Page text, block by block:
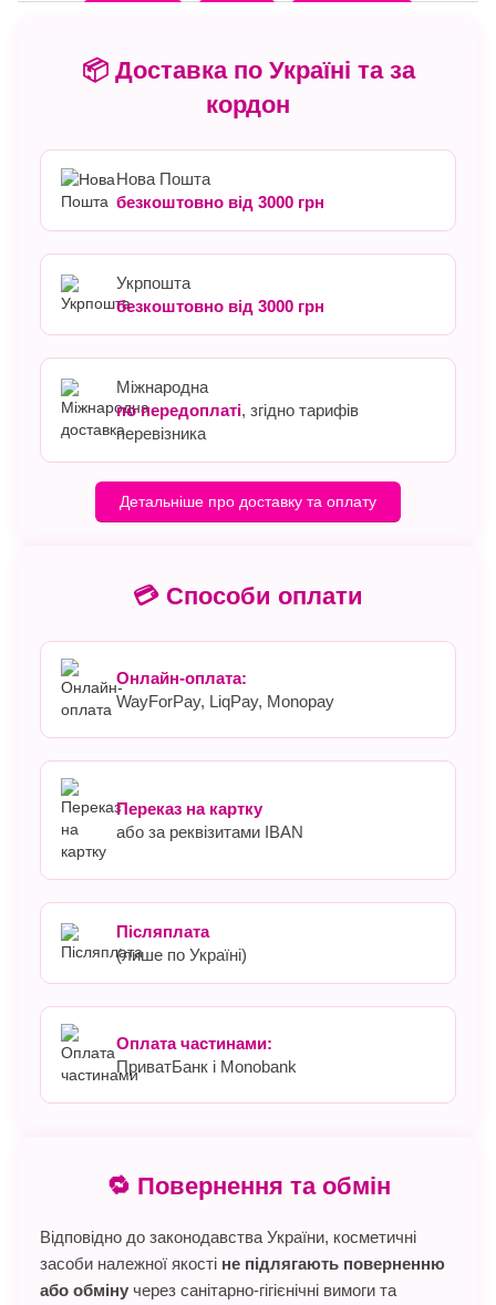
📦 Доставка по Україні та за
кордон
Нова Пошта
безкоштовно від 3000 грн
Укрпошта
безкоштовно від 3000 грн
Міжнародна
по передоплаті, згідно тарифів
перевізника
Детальніше про доставку та оплату
💳 Способи оплати
Онлайн-оплата:
WayForPay, LiqPay, Monopay
Переказ на картку
або за реквізитами IBAN
Післяплата
(лише по Україні)
Оплата частинами:
ПриватБанк і Monobank
🔁 Повернення та обмін
Відповідно до законодавства України, косметичні
засоби належної якості не підлягають поверненню
або обміну через санітарно-гігієнічні вимоги та